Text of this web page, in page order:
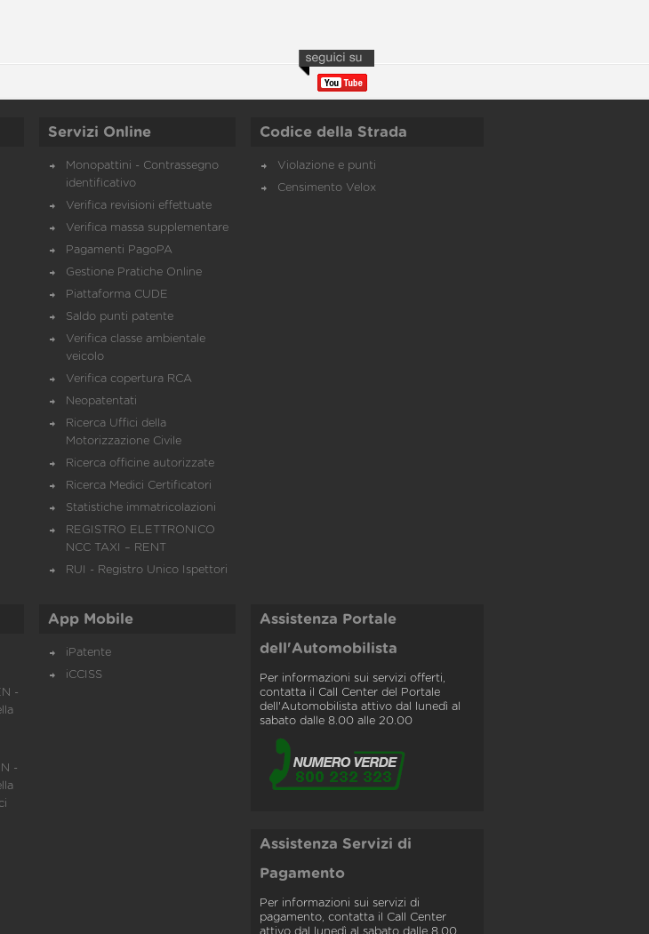
Servizi Online
Monopattini - Contrassegno
identificativo
Verifica revisioni effettuate
Verifica massa supplementare
Pagamenti PagoPA
Gestione Pratiche Online
Piattaforma CUDE
Saldo punti patente
Verifica classe ambientale
veicolo
Verifica copertura RCA
Neopatentati
Ricerca Uffici della
Motorizzazione Civile
Ricerca officine autorizzate
Ricerca Medici Certificatori
Statistiche immatricolazioni
REGISTRO ELETTRONICO
NCC TAXI – RENT
RUI - Registro Unico Ispettori
Codice della Strada
Violazione e punti
Censimento Velox
-
-
App Mobile
iPatente
iCCISS
Assistenza Portale
dell'Automobilista
Per informazioni sui servizi offerti,
contatta il Call Center del Portale
dell'Automobilista attivo dal lunedì al
sabato dalle 8.00 alle 20.00
Assistenza Servizi di
Pagamento
Per informazioni sui servizi di
pagamento, contatta il Call Center